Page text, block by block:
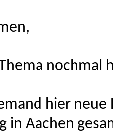
nochmal
hier neue
in Aachen